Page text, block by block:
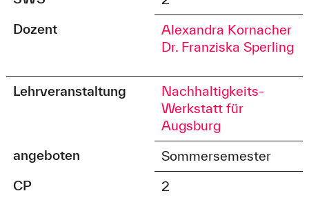
Dozent
Alexandra Kornacher
Dr. Franziska Sperling
Lehrveranstaltung
Nachhaltigkeits-
Werkstatt für
Augsburg
angeboten
Sommersemester
CP
2